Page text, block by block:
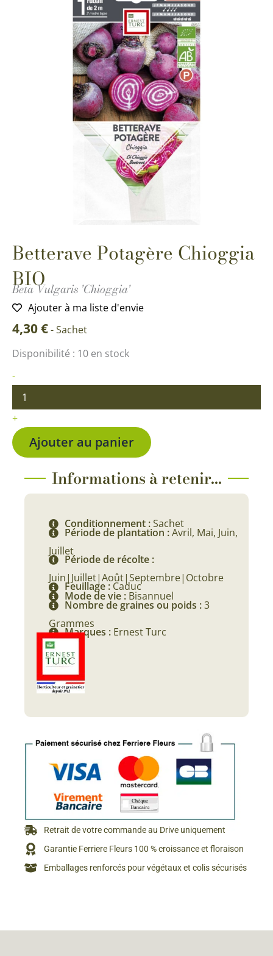
Betterave Potagère Chioggia
BIO
Beta Vulgaris 'Chioggia'
Ajouter à ma liste d'envie
4,30€-Sachet
Disponibilité : 10 en stock
-
quantité
Betterave
Potagère
Chioggia
BIO
+
Ajouter au panier
Informations à retenir...
Conditionnement :Sachet
Période de plantation :Avril, Mai, Juin,
Juillet
Période de récolte :
Juin|Juillet|Août|Septembre|Octobre
Feuillage : Caduc
Mode de vie : Bisannuel
Nombre de graines ou poids :3
Grammes
Marques : Ernest Turc
Retrait de votre commande au Drive uniquement
Garantie Ferriere Fleurs 100 % croissance et floraison
Emballages renforcés pour végétaux et colis sécurisés